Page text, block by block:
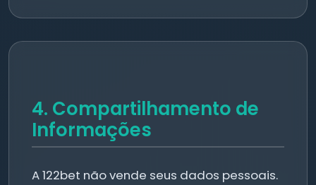
4. Compartilhamento de
Informações
A 122bet não vende seus dados pessoais.